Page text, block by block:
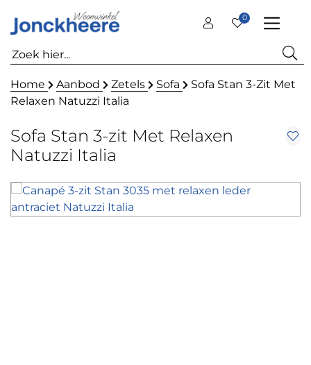
0
Home Aanbod Zetels Sofa
Sofa Stan 3-Zit Met
Relaxen Natuzzi Italia
Sofa Stan 3-zit Met Relaxen
Natuzzi Italia